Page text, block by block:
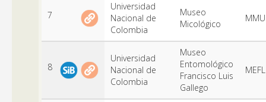
7
Universidad
Nacional de
Colombia
Museo
Micológico
8
Universidad
Nacional de
Colombia
Museo
Entomológico
Francisco Luis
Gallego